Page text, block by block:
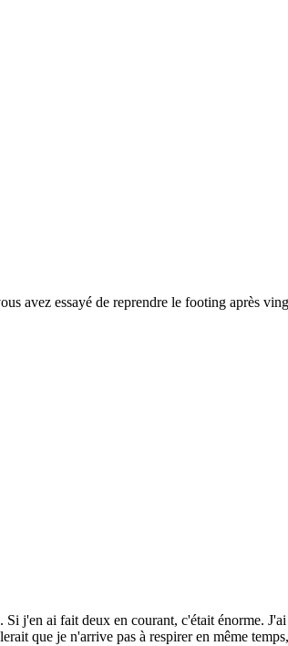
avez essayé de reprendre le footing après
j'en ai fait deux en courant, c'était énorme.
que je n'arrive pas à respirer en même